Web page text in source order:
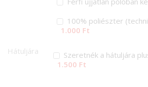
100% poliészter
1.000 Ft
Hátuljára
Szeretnék a hátuljára
1.500 Ft